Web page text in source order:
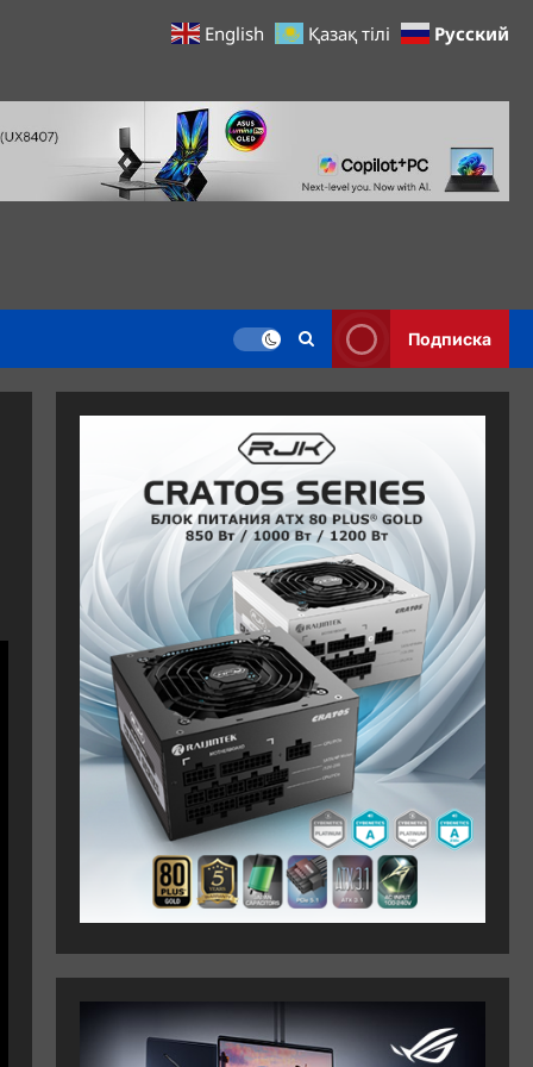
Подписка
English Қазақ тілі Русский